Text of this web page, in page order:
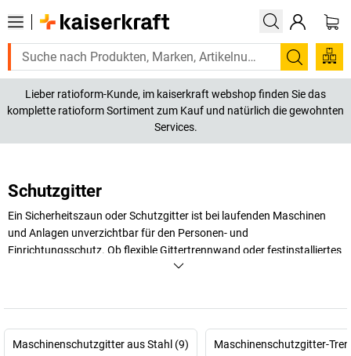
Suchen
Lieber ratioform-Kunde, im kaiserkraft webshop finden Sie das
komplette ratioform Sortiment zum Kauf und natürlich die gewohnten
Services.
Schutzgitter
Ein Sicherheitszaun oder Schutzgitter ist bei laufenden Maschinen
und Anlagen unverzichtbar für den Personen- und
Einrichtungsschutz. Ob flexible Gittertrennwand oder festinstalliertes
Maschinenschutzgitter – hier finden Sie garantiert das richtige
Maschinenschutzgitter aus Stahl (9) Maschinenschutzgitter-